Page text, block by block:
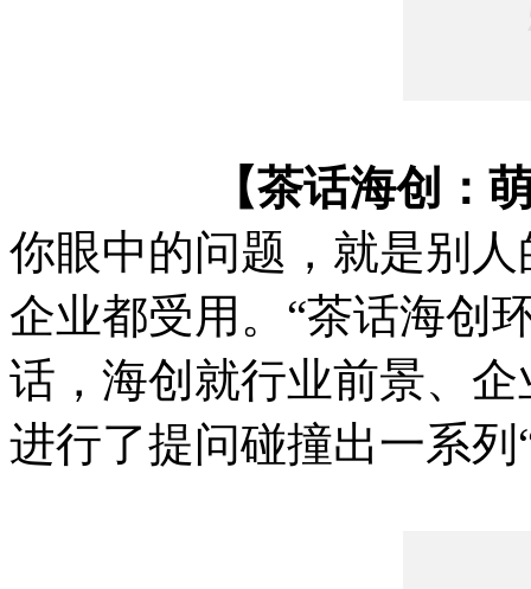
【茶话海创：
你眼中的问题，就是别
企业都受用。“茶话海创
话，海创就行业前景、
进行了提问碰撞出一系列